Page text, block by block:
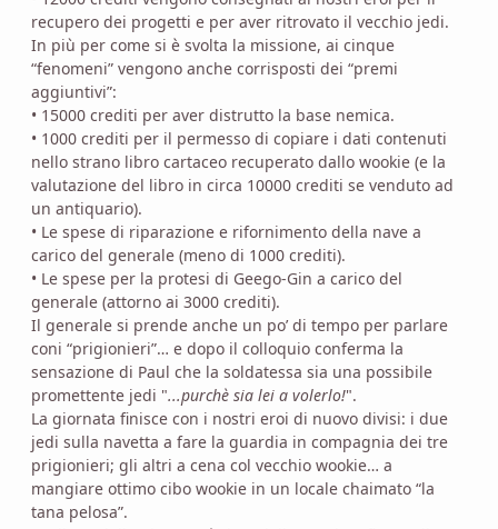
recupero dei progetti e per aver ritrovato il vecchio jedi.
In più per come si è svolta la missione, ai cinque
“fenomeni” vengono anche corrisposti dei “premi
aggiuntivi”:
• 15000 crediti per aver distrutto la base nemica.
• 1000 crediti per il permesso di copiare i dati contenuti
nello strano libro cartaceo recuperato dallo wookie (e la
valutazione del libro in circa 10000 crediti se venduto ad
un antiquario).
• Le spese di riparazione e rifornimento della nave a
carico del generale (meno di 1000 crediti).
• Le spese per la protesi di Geego-Gin a carico del
generale (attorno ai 3000 crediti).
Il generale si prende anche un po’ di tempo per parlare
coni “prigionieri”… e dopo il colloquio conferma la
sensazione di Paul che la soldatessa sia una possibile
promettente jedi "...purchè sia lei a volerlo!".
La giornata finisce con i nostri eroi di nuovo divisi: i due
jedi sulla navetta a fare la guardia in compagnia dei tre
prigionieri; gli altri a cena col vecchio wookie… a
mangiare ottimo cibo wookie in un locale chaimato “la
tana pelosa”.